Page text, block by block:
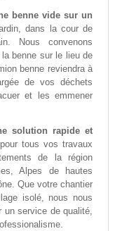
benne vide sur un
dans la cour de
Nous convenons
benne sur le lieu de
benne reviendra à
de vos déchets
et les emmener
solution rapide et
tous vos travaux
de la région
Alpes de hautes
Que votre chantier
isolé, nous nous
un service de qualité,